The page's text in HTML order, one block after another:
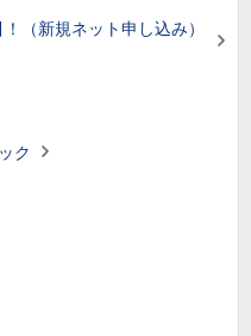
（新規ネット申し込み）
ク